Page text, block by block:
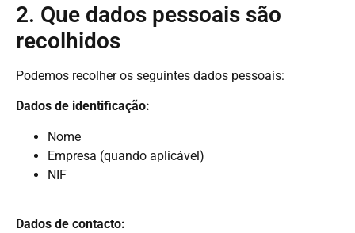
2. Que dados pessoais são
recolhidos
Podemos recolher os seguintes dados pessoais:
Dados de identificação:
Nome
Empresa (quando aplicável)
NIF
Dados de contacto: